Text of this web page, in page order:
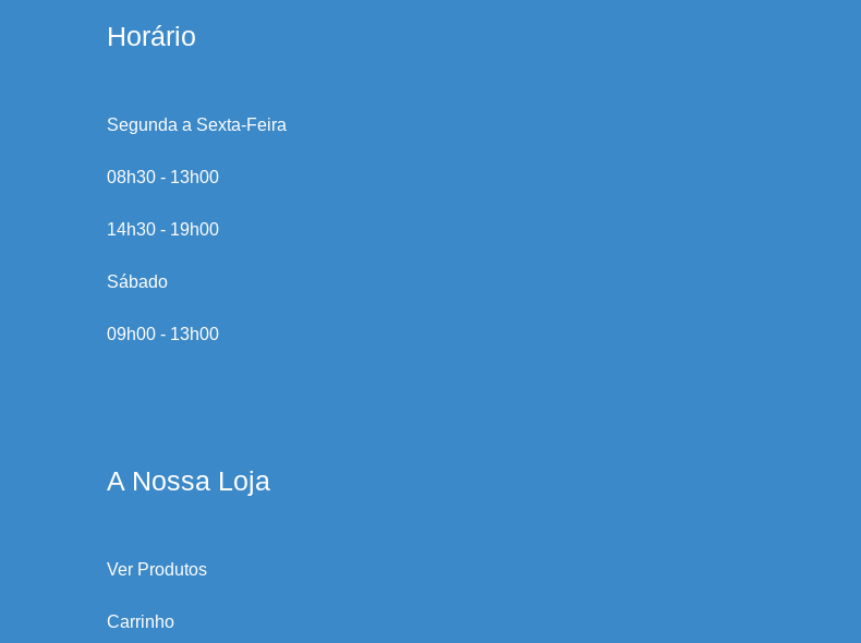
Horário
Segunda a Sexta-Feira
08h30 - 13h00
14h30 - 19h00
Sábado
09h00 - 13h00
A Nossa Loja
Ver Produtos
Carrinho